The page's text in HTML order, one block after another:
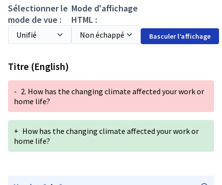
Sélectionner le
mode de vue :
Mode d'affichage
HTML :
Basculer l’affichage
Titre (English)
- 2. How has the changing climate affected your work or
home life?
+ How has the changing climate affected your work or
home life?